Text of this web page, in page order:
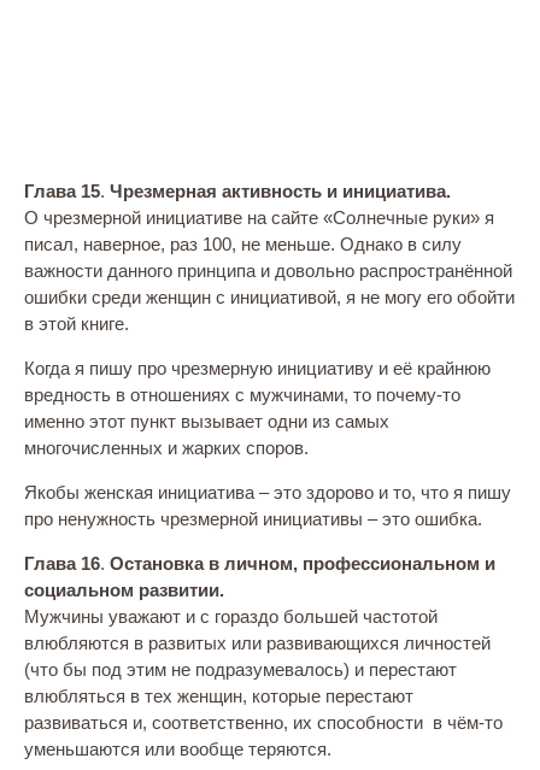
Глава 15. Чрезмерная активность и инициатива.
О чрезмерной инициативе на сайте «Солнечные руки» я
писал, наверное, раз 100, не меньше. Однако в силу
важности данного принципа и довольно распространённой
ошибки среди женщин с инициативой, я не могу его обойти
в этой книге.
Когда я пишу про чрезмерную инициативу и её крайнюю
вредность в отношениях с мужчинами, то почему-то
именно этот пункт вызывает одни из самых
многочисленных и жарких споров.
Якобы женская инициатива – это здорово и то, что я пишу
про ненужность чрезмерной инициативы – это ошибка.
Глава 16. Остановка в личном, профессиональном и
социальном развитии.
Мужчины уважают и с гораздо большей частотой
влюбляются в развитых или развивающихся личностей
(что бы под этим не подразумевалось) и перестают
влюбляться в тех женщин, которые перестают
развиваться и, соответственно, их способности в чём-то
уменьшаются или вообще теряются.